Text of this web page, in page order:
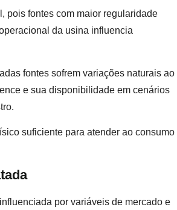
pois fontes com maior regularidade
da usina influencia
fontes sofrem variações naturais ao
e sua disponibilidade em cenários
suficiente para atender ao consumo
por variáveis de mercado e